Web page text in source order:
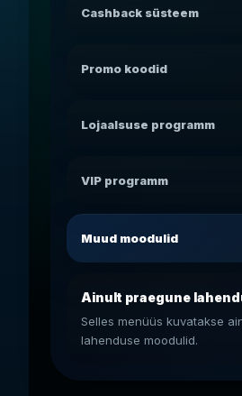
Cashback süsteem
Promo koodid
Lojaalsuse programm
VIP programm
Muud moodulid
Ainult praegune
Selles menüüs kuvatakse
lahenduse moodulid.